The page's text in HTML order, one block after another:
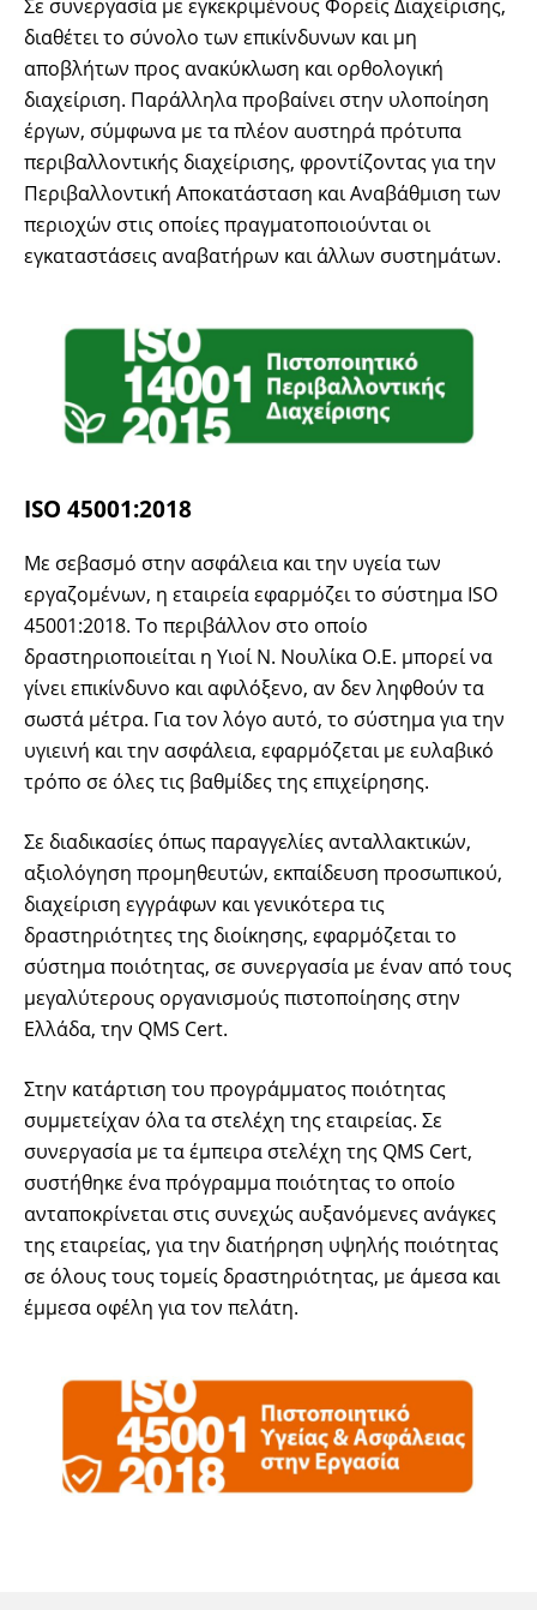
Σε συνεργασία με εγκεκριμένους Φορείς Διαχείρισης,
διαθέτει το σύνολο των επικίνδυνων και μη
αποβλήτων προς ανακύκλωση και ορθολογική
διαχείριση. Παράλληλα προβαίνει στην υλοποίηση
έργων, σύμφωνα με τα πλέον αυστηρά πρότυπα
περιβαλλοντικής διαχείρισης, φροντίζοντας για την
Περιβαλλοντική Αποκατάσταση και Αναβάθμιση των
περιοχών στις οποίες πραγματοποιούνται οι
εγκαταστάσεις αναβατήρων και άλλων συστημάτων.
ISO 45001:2018
Με σεβασμό στην ασφάλεια και την υγεία των
εργαζομένων, η εταιρεία εφαρμόζει το σύστημα ISO
45001:2018. Το περιβάλλον στο οποίο
δραστηριοποιείται η Υιοί Ν. Νουλίκα Ο.Ε. μπορεί να
γίνει επικίνδυνο και αφιλόξενο, αν δεν ληφθούν τα
σωστά μέτρα. Για τον λόγο αυτό, το σύστημα για την
υγιεινή και την ασφάλεια, εφαρμόζεται με ευλαβικό
τρόπο σε όλες τις βαθμίδες της επιχείρησης.
Σε διαδικασίες όπως παραγγελίες ανταλλακτικών,
αξιολόγηση προμηθευτών, εκπαίδευση προσωπικού,
διαχείριση εγγράφων και γενικότερα τις
δραστηριότητες της διοίκησης, εφαρμόζεται το
σύστημα ποιότητας, σε συνεργασία με έναν από τους
μεγαλύτερους οργανισμούς πιστοποίησης στην
Ελλάδα, την QMS Cert.
Στην κατάρτιση του προγράμματος ποιότητας
συμμετείχαν όλα τα στελέχη της εταιρείας. Σε
συνεργασία με τα έμπειρα στελέχη της QMS Cert,
συστήθηκε ένα πρόγραμμα ποιότητας το οποίο
ανταποκρίνεται στις συνεχώς αυξανόμενες ανάγκες
της εταιρείας, για την διατήρηση υψηλής ποιότητας
σε όλους τους τομείς δραστηριότητας, με άμεσα και
έμμεσα οφέλη για τον πελάτη.